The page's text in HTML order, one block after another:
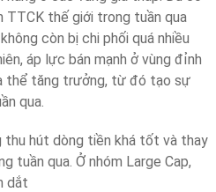
thế giới trong tuần qua
còn bị chi phối quá nhiều
áp lực bán mạnh ở vùng đỉnh
thể tăng trưởng, từ đó tạo sự
qua.
thu hút dòng tiền khá tốt và thay
tuần qua. Ở nhóm Large Cap,
dắt